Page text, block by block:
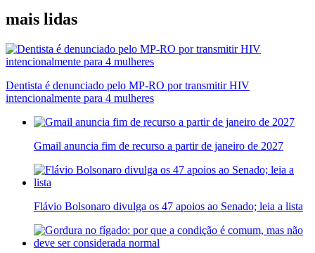
mais lidas
Dentista é denunciado pelo MP-RO por transmitir HIV
intencionalmente para 4 mulheres
Gmail anuncia fim de recurso a partir de janeiro de 2027
Flávio Bolsonaro divulga os 47 apoios ao Senado; leia a lista